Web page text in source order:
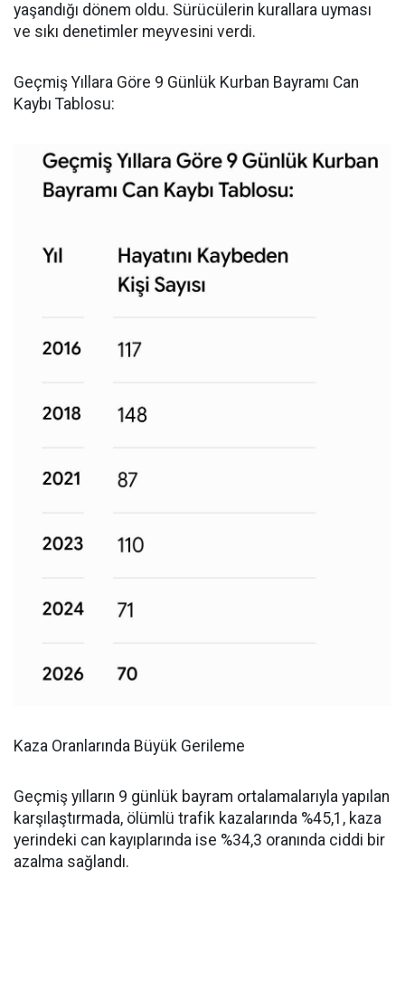
yaşandığı dönem oldu. Sürücülerin kurallara uyması
ve sıkı denetimler meyvesini verdi.
​Geçmiş Yıllara Göre 9 Günlük Kurban Bayramı Can
Kaybı Tablosu:
Kaza Oranlarında Büyük Gerileme
Geçmiş yılların 9 günlük bayram ortalamalarıyla yapılan
karşılaştırmada, ölümlü trafik kazalarında %45,1, kaza
yerindeki can kayıplarında ise %34,3 oranında ciddi bir
azalma sağlandı.